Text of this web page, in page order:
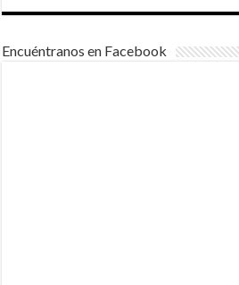
Encuéntranos en Facebook